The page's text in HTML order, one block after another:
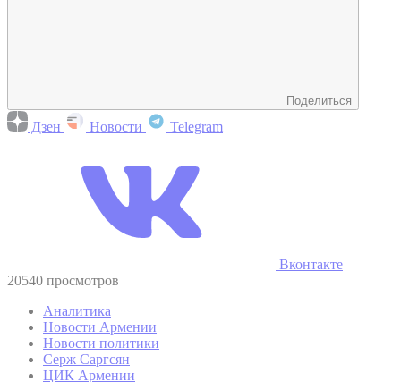
Поделиться
Дзен Новости Telegram
Вконтакте
20540 просмотров
Аналитика
Новости Армении
Новости политики
Серж Саргсян
ЦИК Армении